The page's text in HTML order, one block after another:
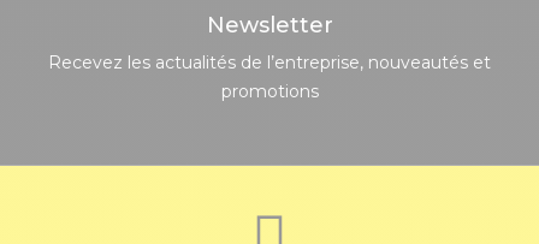
Newsletter
Recevez les actualités de l’entreprise, nouveautés et
promotions